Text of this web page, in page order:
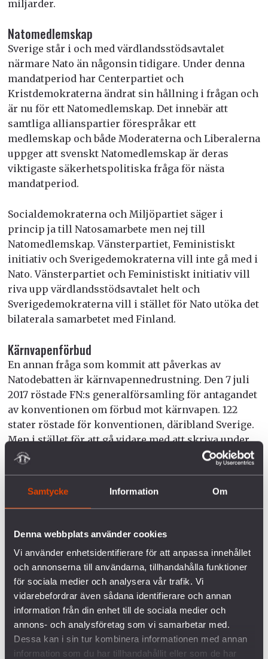
Samtycke Information Om
Denna webbplats använder cookies
Vi använder enhetsidentifierare för att anpassa innehållet
och annonserna till användarna, tillhandahålla funktioner
för sociala medier och analysera vår trafik. Vi
vidarebefordrar även sådana identifierare och annan
information från din enhet till de sociala medier och
annons- och analysföretag som vi samarbetar med.
Dessa kan i sin tur kombinera informationen med annan
information som du har tillhandahållit eller som de har
miljarder.
Natomedlemskap
Sverige står i och med värdlandsstödsavtalet
närmare Nato än någonsin tidigare. Under denna
mandatperiod har Centerpartiet och
Kristdemokraterna ändrat sin hållning i frågan och
är nu för ett Natomedlemskap. Det innebär att
samtliga allianspartier förespråkar ett
medlemskap och både Moderaterna och Liberalerna
uppger att svenskt Natomedlemskap är deras
viktigaste säkerhetspolitiska fråga för nästa
mandatperiod.
Socialdemokraterna och Miljöpartiet säger i
princip ja till Natosamarbete men nej till
Natomedlemskap. Vänsterpartiet, Feministiskt
initiativ och Sverigedemokraterna vill inte gå med i
Nato. Vänsterpartiet och Feministiskt initiativ vill
riva upp värdlandsstödsavtalet helt och
Sverigedemokraterna vill i stället för Nato utöka det
bilaterala samarbetet med Finland.
Kärnvapenförbud
En annan fråga som kommit att påverkas av
Natodebatten är kärnvapennedrustning. Den 7 juli
2017 röstade FN:s generalförsamling för antagandet
av konventionen om förbud mot kärnvapen. 122
stater röstade för konventionen, däribland Sverige.
Men i stället för att gå vidare med att skriva under
avtalet har regeringen tillsatt en utredning som blir
De partier som vill gå med i Nato anser att en
försvåra processen mot ett medlemskap och att det
säkerhetspolitiska samarbete med USA och andra
Kärnvapen är inte inskrivet i Natos stadgar, utan
endast i alliansens policydokument och strategier.
Detta innebär att varje land har möjlighet att ta
avstånd från kärnvapen trots att de är en del av